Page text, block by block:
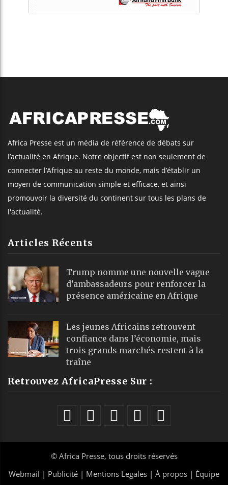
Africa Presse est un média de référence de débats sur
l’actualité en Afrique. Notre objectif est non seulement de
connecter l’Afrique au reste du monde, mais d’établir un
moyen de communication simple et efficace, et ainsi
promouvoir la diversité du continent sur tous les plans de
l'actualité.
Articles Récents
Trump nomme une nouvelle vague
d’ambassadeurs pour renforcer la
présence américaine en Afrique
Les jeunes Africains retrouvent
confiance dans l’économie, mais
trois grands marchés restent à la
traîne
Retrouvez AfricaPresse Sur :
© Africa Presse, tous droits réservés
Webmail | Publicité | Mentions Legales | À propos | Équipe